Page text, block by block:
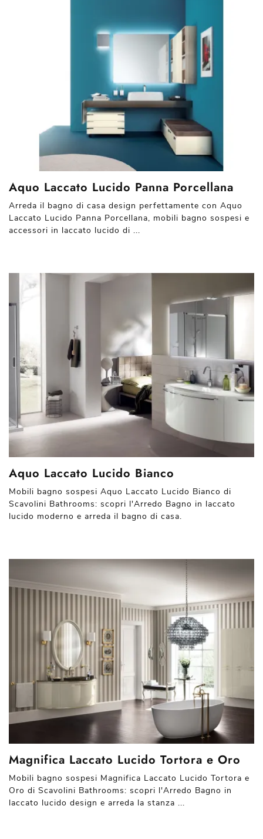
Aquo Laccato Lucido Panna Porcellana
Arreda il bagno di casa design perfettamente con Aquo
Laccato Lucido Panna Porcellana, mobili bagno sospesi e
accessori in laccato lucido di ...
Aquo Laccato Lucido Bianco
Mobili bagno sospesi Aquo Laccato Lucido Bianco di
Scavolini Bathrooms: scopri l'Arredo Bagno in laccato
lucido moderno e arreda il bagno di casa.
Magnifica Laccato Lucido Tortora e Oro
Mobili bagno sospesi Magnifica Laccato Lucido Tortora e
Oro di Scavolini Bathrooms: scopri l'Arredo Bagno in
laccato lucido design e arreda la stanza ...